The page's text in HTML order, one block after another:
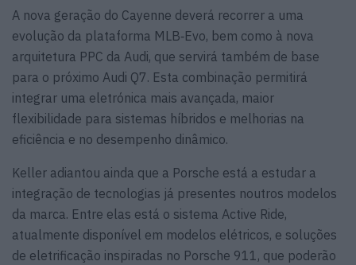
A nova geração do Cayenne deverá recorrer a uma
evolução da plataforma MLB‑Evo, bem como à nova
arquitetura PPC da Audi, que servirá também de base
para o próximo Audi Q7. Esta combinação permitirá
integrar uma eletrónica mais avançada, maior
flexibilidade para sistemas híbridos e melhorias na
eficiência e no desempenho dinâmico.
Keller adiantou ainda que a Porsche está a estudar a
integração de tecnologias já presentes noutros modelos
da marca. Entre elas está o sistema Active Ride,
atualmente disponível em modelos elétricos, e soluções
de eletrificação inspiradas no Porsche 911, que poderão